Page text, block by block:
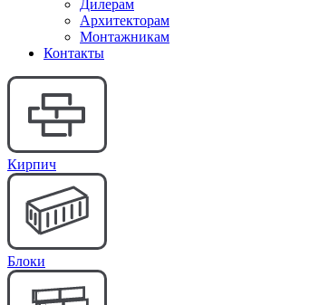
Дилерам
Архитекторам
Монтажникам
Контакты
Кирпич
Блоки